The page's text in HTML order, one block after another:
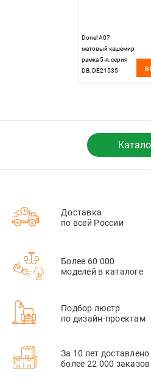
Donel A07
матовый кашемир
рамка 5-я, серия
DB, DE21535
В
Доставка
по всей России
Более 60 000
моделей в каталоге
Подбор люстр
по дизайн-проектам
За 10 лет доставлено
более 22 000 заказов